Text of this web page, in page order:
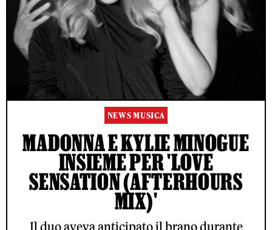
NEWS MUSICA
MADONNA E KYLIE MINOGUE
INSIEME PER 'LOVE
SENSATION (AFTERHOURS
MIX)'
Il duo aveva anticipato il brano durante